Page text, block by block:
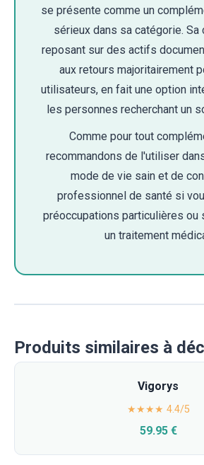
se présente comme un
sérieux dans sa catégorie.
reposant sur des actifs
aux retours majoritairement
utilisateurs, en fait une option
les personnes recherchant un
Comme pour tout
recommandons de l'utiliser
mode de vie sain et de
professionnel de santé si
préoccupations particulières ou
un traitement
Produits similaires à
Vigorys
★★★★ 4.4/5
59.95 €